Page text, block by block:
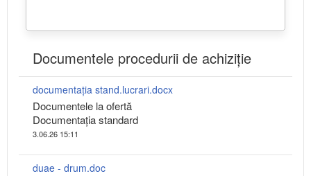
Documentele procedurii de achiziție
documentația stand.lucrari.docx
Documentele la ofertă
Documentația standard
3.06.26 15:11
duae - drum.doc